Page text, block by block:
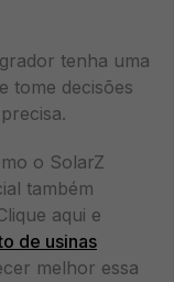
tenha uma
tome decisões
o SolarZ
também
aqui e
de usinas
melhor essa